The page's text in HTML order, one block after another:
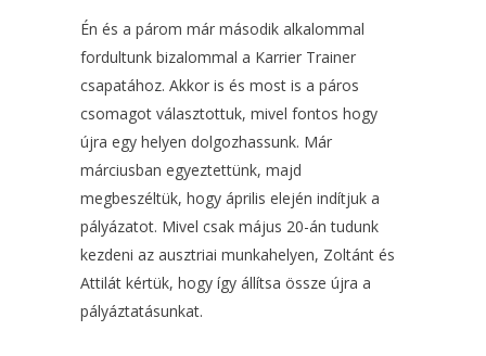
Én és a párom már második alkalommal
fordultunk bizalommal a Karrier Trainer
csapatához. Akkor is és most is a páros
csomagot választottuk, mivel fontos hogy
újra egy helyen dolgozhassunk. Már
márciusban egyeztettünk, majd
megbeszéltük, hogy április elején indítjuk a
pályázatot. Mivel csak május 20-án tudunk
kezdeni az ausztriai munkahelyen, Zoltánt és
Attilát kértük, hogy így állítsa össze újra a
pályáztatásunkat.